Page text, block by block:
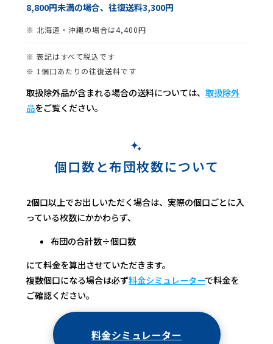
8,800円未満の場合、往復送料3,300円
※ 北海道・沖縄の場合は4,400円
※ 表記はすべて税込です
※ 1個口あたりの往復送料です
取扱除外品が含まれる場合の送料については、取扱除外
品をご覧ください。
個口数と布団枚数について
2個口以上でお出しいただく場合は、実際の個口ごとに入
っている枚数にかかわらず、
布団の合計数÷個口数
にて料金を算出させていただきます。
複数個口になる場合は必ず料金シミュレーターで料金を
ご確認ください。
料金シミュレーター